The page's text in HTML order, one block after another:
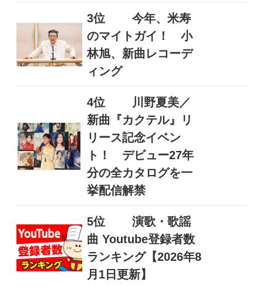
3位
今年、米寿
のマイトガイ！ 小
林旭、新曲レコーデ
ィング
4位
川野夏美／
新曲『カクテル』リ
リース記念イベン
ト！ デビュー27年
分の全カタログを一
挙配信解禁
5位
演歌・歌謡
曲 Youtube登録者数
ランキング【2026年8
月1日更新】